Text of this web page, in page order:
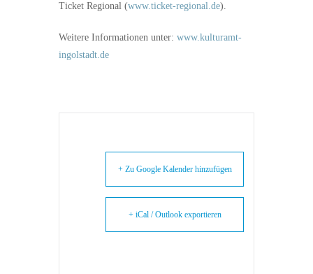
Ticket Regional (www.ticket-regional.de).
Weitere Informationen unter: www.kulturamt-
ingolstadt.de
+ Zu Google Kalender hinzufügen
+ iCal / Outlook exportieren